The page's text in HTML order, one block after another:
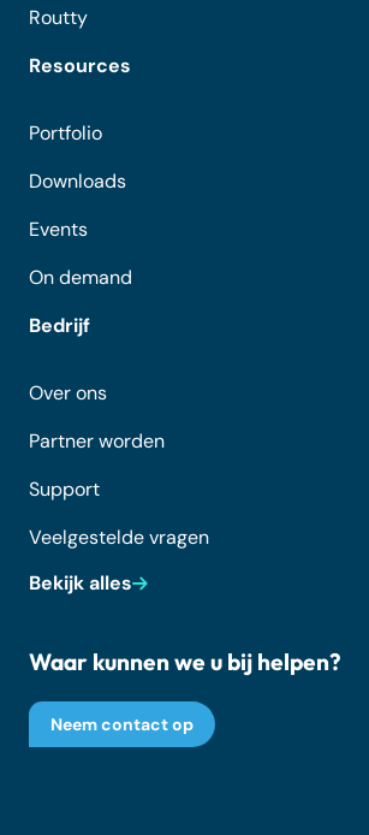
Routty
Resources
Portfolio
Downloads
Events
On demand
Bedrijf
Over ons
Partner worden
Support
Veelgestelde vragen
Bekijk alles
Waar kunnen we u bij helpen?
Neem contact op